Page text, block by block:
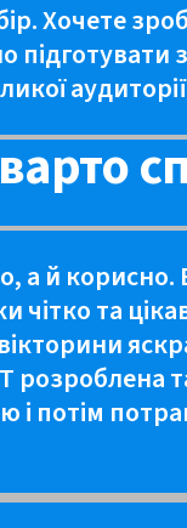
Хочете
а й
чітко та
потім